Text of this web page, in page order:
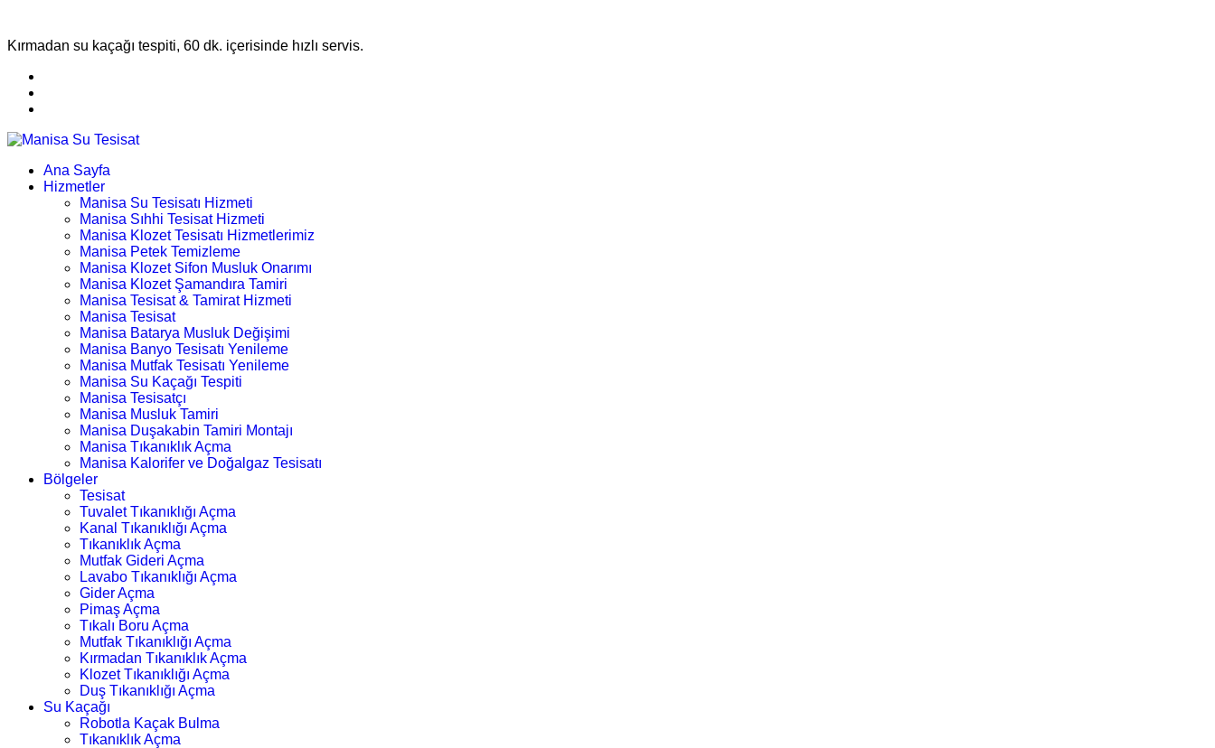
Kırmadan su kaçağı tespiti, 60 dk. içerisinde hızlı servis.
Ana Sayfa
Hizmetler
Manisa Su Tesisatı Hizmeti
Manisa Sıhhi Tesisat Hizmeti
Manisa Klozet Tesisatı Hizmetlerimiz
Manisa Petek Temizleme
Manisa Klozet Sifon Musluk Onarımı
Manisa Klozet Şamandıra Tamiri
Manisa Tesisat & Tamirat Hizmeti
Manisa Tesisat
Manisa Batarya Musluk Değişimi
Manisa Banyo Tesisatı Yenileme
Manisa Mutfak Tesisatı Yenileme
Manisa Su Kaçağı Tespiti
Manisa Tesisatçı
Manisa Musluk Tamiri
Manisa Duşakabin Tamiri Montajı
Manisa Tıkanıklık Açma
Manisa Kalorifer ve Doğalgaz Tesisatı
Bölgeler
Tesisat
Tuvalet Tıkanıklığı Açma
Kanal Tıkanıklığı Açma
Tıkanıklık Açma
Mutfak Gideri Açma
Lavabo Tıkanıklığı Açma
Gider Açma
Pimaş Açma
Tıkalı Boru Açma
Mutfak Tıkanıklığı Açma
Kırmadan Tıkanıklık Açma
Klozet Tıkanıklığı Açma
Duş Tıkanıklığı Açma
Su Kaçağı
Robotla Kaçak Bulma
Tıkanıklık Açma